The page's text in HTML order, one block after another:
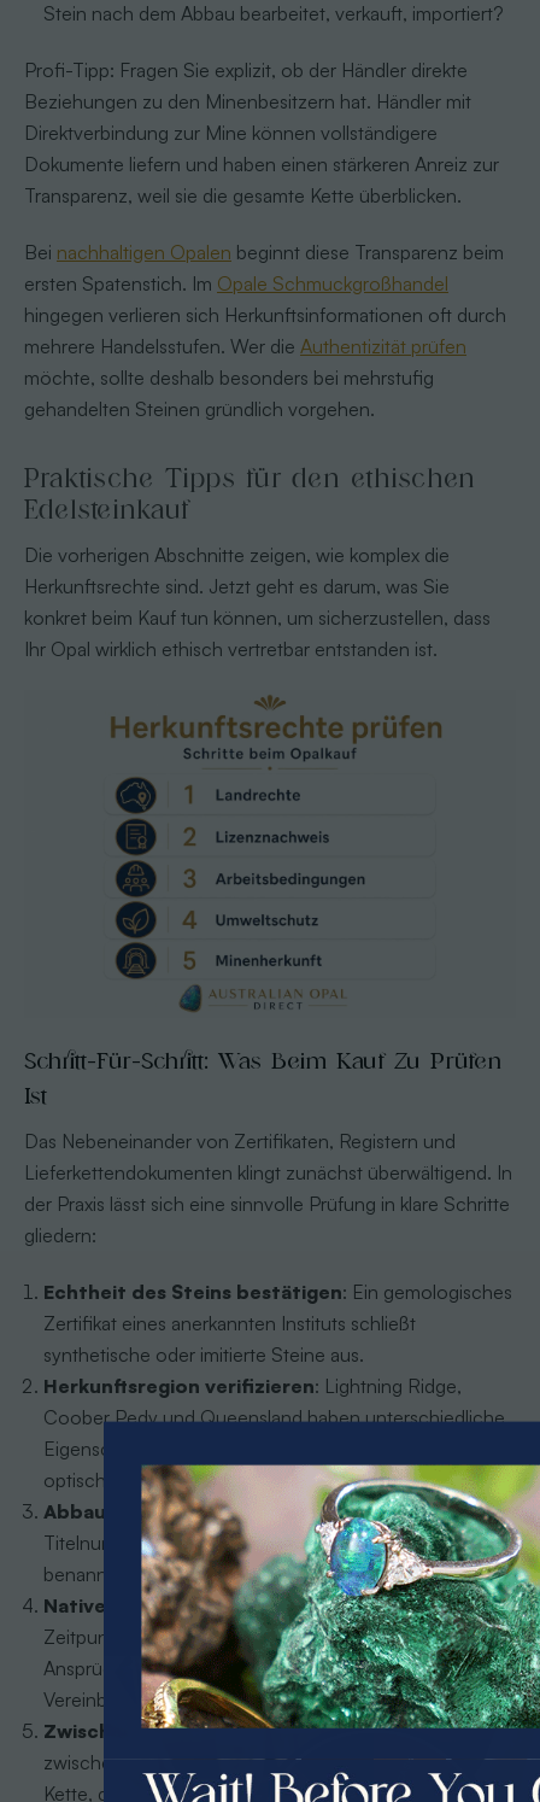
Stein nach dem Abbau bearbeitet, verkauft, importiert?
Profi-Tipp: Fragen Sie explizit, ob der Händler direkte
Beziehungen zu den Minenbesitzern hat. Händler mit
Direktverbindung zur Mine können vollständigere
Dokumente liefern und haben einen stärkeren Anreiz zur
Transparenz, weil sie die gesamte Kette überblicken.
Bei nachhaltigen Opalen beginnt diese Transparenz beim
ersten Spatenstich. Im Opale Schmuckgroßhandel
hingegen verlieren sich Herkunftsinformationen oft durch
mehrere Handelsstufen. Wer die Authentizität prüfen
möchte, sollte deshalb besonders bei mehrstufig
gehandelten Steinen gründlich vorgehen.
Praktische Tipps für den ethischen
Edelsteinkauf
Die vorherigen Abschnitte zeigen, wie komplex die
Herkunftsrechte sind. Jetzt geht es darum, was Sie
konkret beim Kauf tun können, um sicherzustellen, dass
Ihr Opal wirklich ethisch vertretbar entstanden ist.
Schritt-Für-Schritt: Was Beim Kauf Zu Prüfen
Ist
Das Nebeneinander von Zertifikaten, Registern und
Lieferkettendokumenten klingt zunächst überwältigend. In
der Praxis lässt sich eine sinnvolle Prüfung in klare Schritte
gliedern:
Echtheit des Steins bestätigen: Ein gemologisches
Zertifikat eines anerkannten Instituts schließt
synthetische oder imitierte Steine aus.
Herkunftsregion verifizieren: Lightning Ridge,
Coober Pedy und Queensland haben unterschiedliche
Eigenschaften. Die Angabe der Region sollte zur
optischen und strukturellen Beschaffenheit passen.
Abbautitel nachfragen
: Name der Mine,
Titelnummer, Ausstellungsjahr und Behörde sollten
benannt werden können.
Native-Title-Status klären: War das Gebiet zum
Zeitpunkt des Abbaus frei von aktiven Native-Title-
Ansprüchen oder gibt es eine entsprechende
Vereinbarung?
Zwischenhändler identifizieren: Wer stand
zwischen Mine und aktuellem Verkäufer? Je kürzer die
Kette, desto mehr Transparenz ist möglich.
PRIZES OF UNSPEAKABLE VALUE!
SPIN TO WIN
$75.00 CASH
40% Off